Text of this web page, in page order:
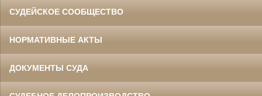
СУДЕЙСКОЕ СООБЩЕСТВО
НОРМАТИВНЫЕ АКТЫ
ДОКУМЕНТЫ СУДА